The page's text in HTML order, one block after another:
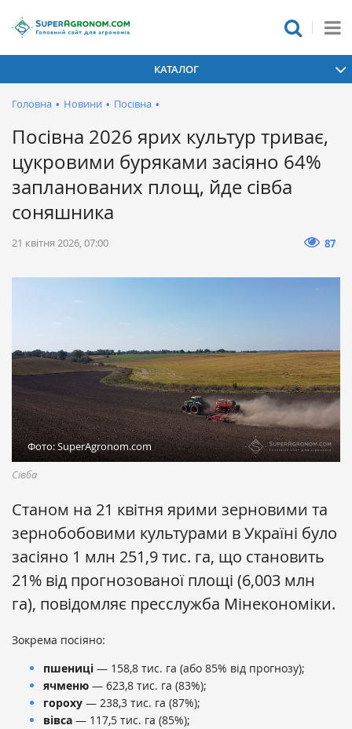
КАТАЛОГ
Головна • Новини • Посівна •
Посівна 2026 ярих культур триває,
цукровими буряками засіяно 64%
запланованих площ, йде сівба
соняшника
21 квітня 2026, 07:00 87
Фото: SuperAgronom.com
Сівба
Станом на 21 квітня ярими зерновими та
зернобобовими культурами в Україні було
засіяно 1 млн 251,9 тис. га, що становить
21% від прогнозованої площі (6,003 млн
га), повідомляє пресслужба Мінекономіки.
Зокрема посіяно:
пшениці — 158,8 тис. га (або 85% від прогнозу);
ячменю — 623,8 тис. га (83%);
гороху — 238,3 тис. га (87%);
вівса — 117,5 тис. га (85%);